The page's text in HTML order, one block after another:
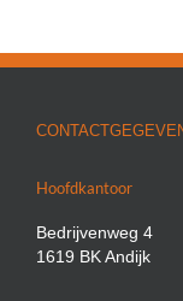
Hoofdkantoor
Bedrijvenweg 4
1619 BK Andijk